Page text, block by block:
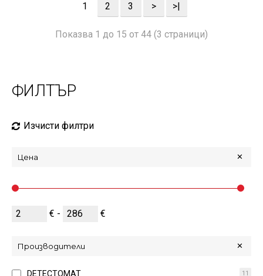
1 2 3 > >|
Показва 1 до 15 от 44 (3 страници)
ФИЛТЪР
Изчисти филтри
Цена
€ - €
Производители
DETECTOMAT 11